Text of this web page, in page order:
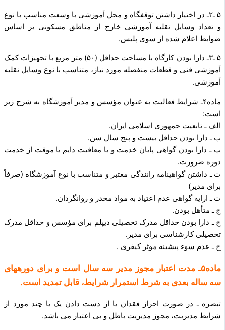
۵ ـ۲ـ در اختیار داشتن توقفگاه و محل آموزشی با وسعت مناسب با نوع
و تعداد وسایل نقلیه آموزشی خارج از مناطق مسکونی بر اساس
ضوابط اعلام شده از سوی پلیس.
۵ ـ۳ـ دارا بودن کارگاه با مساحت حداقل (۵۰) متر مربع با تجهیزات کمک
آموزشی فنی و قطعات منفصله مورد نیاز، متناسب با نوع وسایل نقلیه
آموزشی.
ماده۴ـ شرایط فعالیت به عنوان مؤسس و مدیر آموزشگاه به شرح زیر
است:
الف ـ تابعیت جمهوری اسلامی ایران.
ب ـ دارا بودن حداقل بیست و پنج سال سن.
پ ـ دارا بودن گواهی پایان خدمت و یا معافیت دایم یا موقت از خدمت
دوره ضرورت.
ت ـ داشتن گواهینامه رانندگی معتبر و متناسب با نوع آموزشگاه (صرفاً
برای مدیر)
ث ـ ارایه گواهی عدم اعتیاد به مواد مخدر و روانگردان.
ج ـ متأهل بودن.
چ ـ دارا بودن حداقل مدرک تحصیلی دیپلم برای مؤسس و حداقل مدرک
تحصیلی کارشناسی برای مدیر.
ح ـ عدم سوء پیشینه موثر کیفری .
ماده۵ـ مدت اعتبار مجوز مدیر سه سال است و برای دوره­های
سه ساله بعدی به شرط استمرار شرایط، قابل تمدید است.
تبصره ـ در صورت احراز فقدان یا از دست دادن یک یا چند مورد از
شرایط مدیریت، مجوز مدیریت باطل و بی اعتبار می باشد.